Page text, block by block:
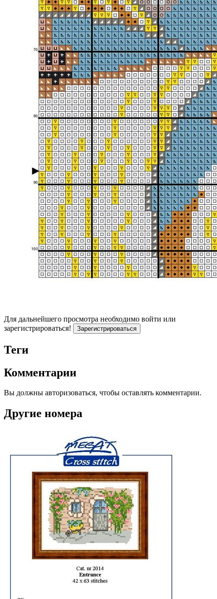
Для дальнейшего просмотра необходимо войти или
зарегистрироваться!
Зарегистрироваться
Теги
Комментарии
Вы должны авторизоваться, чтобы оставлять комментарии.
Другие номера